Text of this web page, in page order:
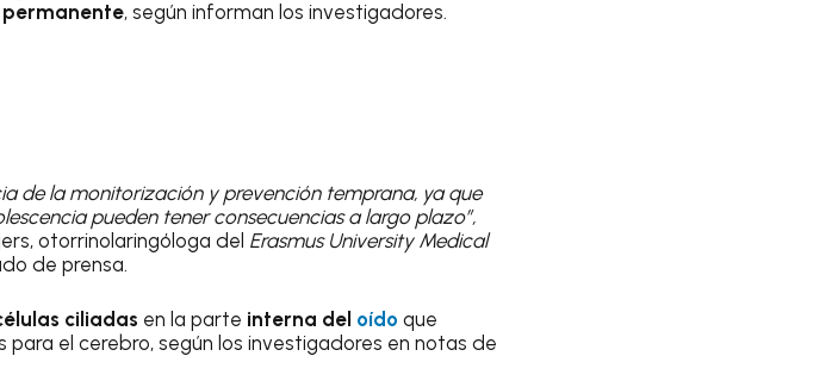
, según informan los investigadores.
de la monitorización y prevención temprana, ya que
pueden tener consecuencias a largo plazo”,
otorrinolaringóloga del Erasmus University Medical
de prensa.
ciliadas en la parte interna del oído que
el cerebro, según los investigadores en notas de